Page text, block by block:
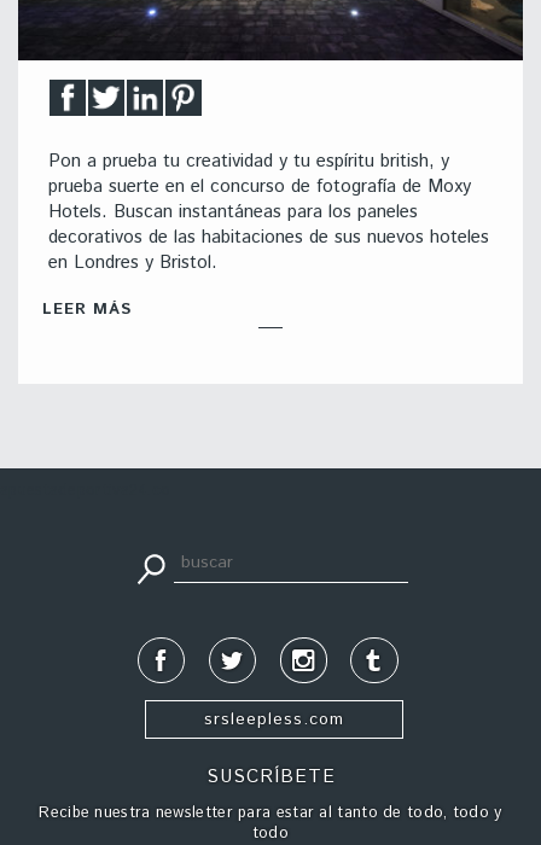
Pon a prueba tu creatividad y tu espíritu british, y
prueba suerte en el concurso de fotografía de Moxy
Hotels. Buscan instantáneas para los paneles
decorativos de las habitaciones de sus nuevos hoteles
en Londres y Bristol.
LEER MÁS
srsleepless.com
SUSCRÍBETE
Recibe nuestra newsletter para estar al tanto de todo, todo y
todo